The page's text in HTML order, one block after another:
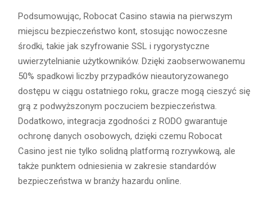
Podsumowując, Robocat Casino stawia na pierwszym
miejscu bezpieczeństwo kont, stosując nowoczesne
środki, takie jak szyfrowanie SSL i rygorystyczne
uwierzytelnianie użytkowników. Dzięki zaobserwowanemu
50% spadkowi liczby przypadków nieautoryzowanego
dostępu w ciągu ostatniego roku, gracze mogą cieszyć się
grą z podwyższonym poczuciem bezpieczeństwa.
Dodatkowo, integracja zgodności z RODO gwarantuje
ochronę danych osobowych, dzięki czemu Robocat
Casino jest nie tylko solidną platformą rozrywkową, ale
także punktem odniesienia w zakresie standardów
bezpieczeństwa w branży hazardu online.